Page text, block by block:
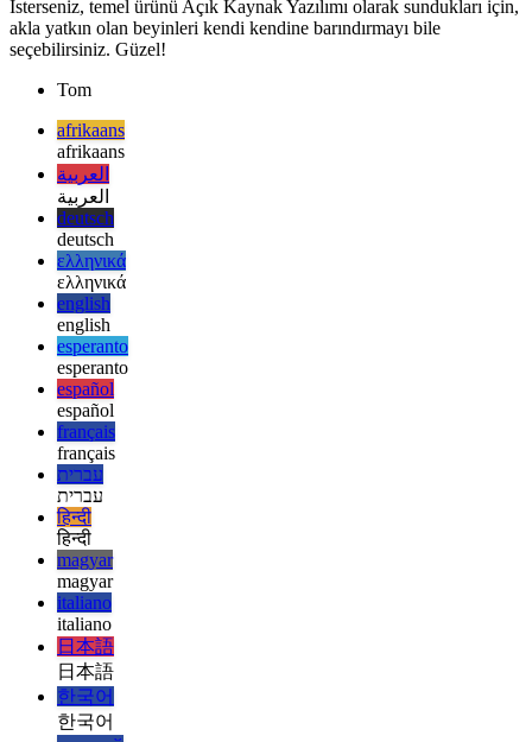
iyidir
akla yatkın olan beyinleri kendi kendine barındırmayı bile
seçebilirsiniz. Güzel!
Tom
afrikaans
afrikaans
العربية
العربية
deutsch
deutsch
ελληνικά
ελληνικά
english
english
esperanto
esperanto
español
español
français
français
עברית
עברית
हिन्दी
हिन्दी
magyar
magyar
italiano
italiano
日本語